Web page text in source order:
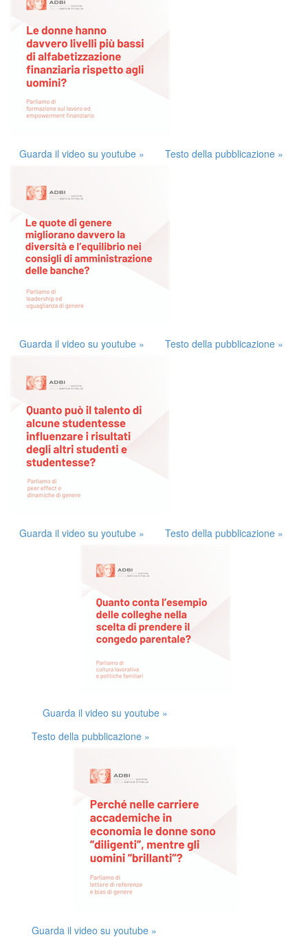
Guarda il video su youtube » Testo della pubblicazione »
Guarda il video su youtube » Testo della pubblicazione »
Guarda il video su youtube » Testo della pubblicazione »
Guarda il video su youtube »
Testo della pubblicazione »
Guarda il video su youtube »